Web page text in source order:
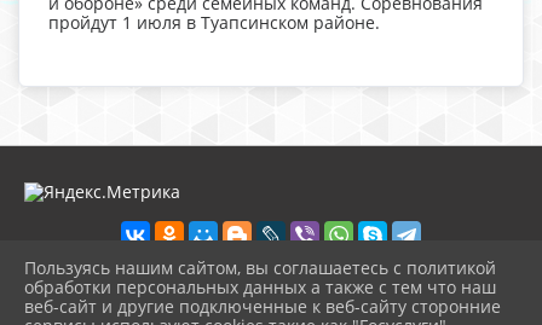
пройдут 1 июля в Туапсинском районе.
2026 г. ecologcentr-labinsk.ru
Пользуясь нашим сайтом, вы соглашаетесь с политикой
обработки персональных данных а также с тем что наш
веб-сайт и другие подключенные к веб-сайту сторонние